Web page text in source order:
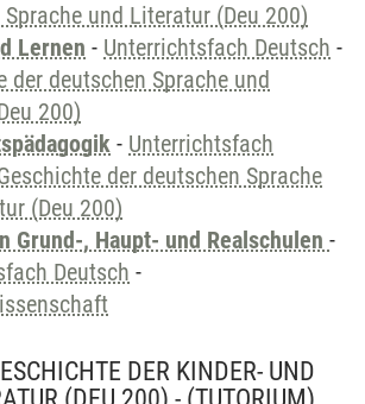
und Literatur (Deu 200)
Lernen - Unterrichtsfach Deutsch -
der deutschen Sprache und
200)
- Unterrichtsfach
der deutschen Sprache
(Deu 200)
Grund-, Haupt- und Realschulen -
Deutsch -
DER KINDER- UND